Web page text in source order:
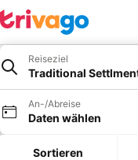
Reiseziel
Traditional
An-/Abreise
Daten wählen
Sortieren